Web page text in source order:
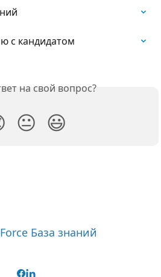
с кандидатом
на свой вопрос?
😐 😃